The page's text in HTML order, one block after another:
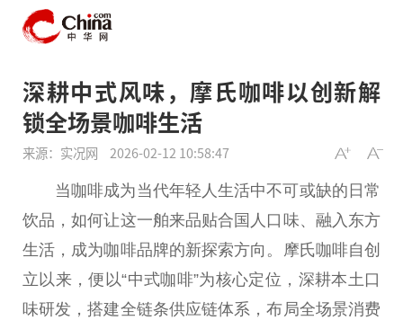
深耕中式风味，摩氏咖啡以创新解
锁全场景咖啡生活
来源：实况网 2026-02-12 10:58:47
当咖啡成为当代年轻人生活中不可或缺的日常
饮品，如何让这一舶来品贴合国人口味、融入东方
生活，成为咖啡品牌的新探索方向。摩氏咖啡自创
立以来，便以“中式咖啡”为核心定位，深耕本土口
味研发，搭建全链条供应链体系，布局全场景消费